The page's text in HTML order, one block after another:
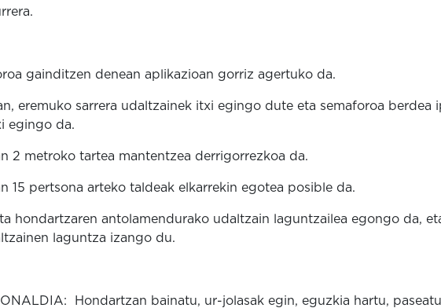
gainditzen denean aplikazioan gorriz agertuko da.
eremuko sarrera udaltzainek itxi egingo dute eta semaforoa berdea
egingo da.
2 metroko tartea mantentzea derrigorrezkoa da.
15 pertsona arteko taldeak elkarrekin egotea posible da.
hondartzaren antolamendurako udaltzain laguntzailea egongo da,
laguntza izango du.
Hondartzan bainatu, ur-jolasak egin, eguzkia hartu,